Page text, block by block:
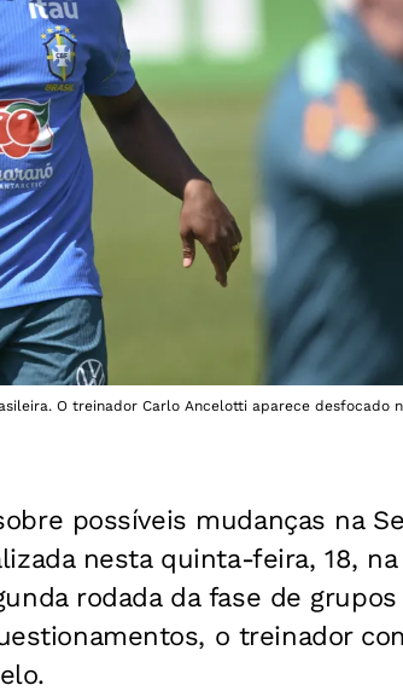
O treinador Carlo Ancelotti aparece desfocado
possíveis mudanças na
nesta quinta-feira, 18,
rodada da fase de
o treinador